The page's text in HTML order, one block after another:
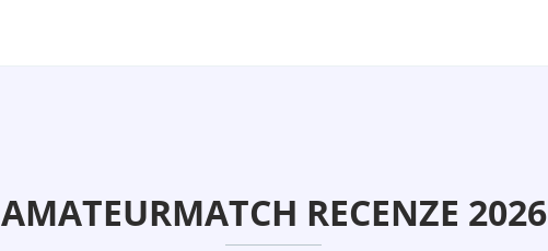
AMATEURMATCH RECENZE 2026